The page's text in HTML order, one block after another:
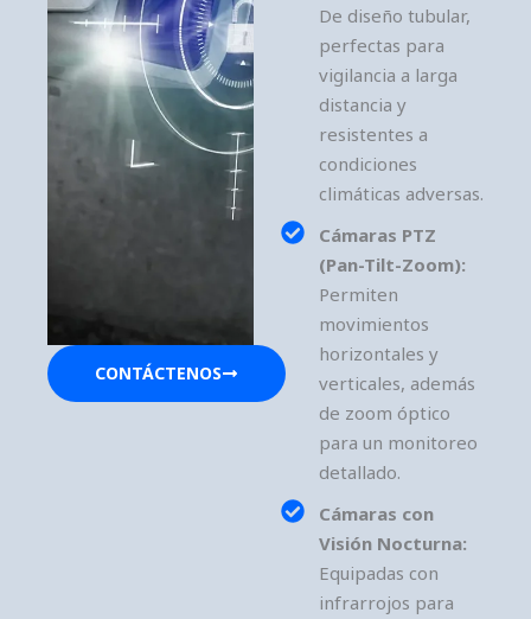
CONTÁCTENOS
De diseño tubular,
perfectas para
vigilancia a larga
distancia y
resistentes a
condiciones
climáticas adversas.
Cámaras PTZ
(Pan-Tilt-Zoom):
Permiten
movimientos
horizontales y
verticales, además
de zoom óptico
para un monitoreo
detallado.
Cámaras con
Visión Nocturna:
Equipadas con
infrarrojos para